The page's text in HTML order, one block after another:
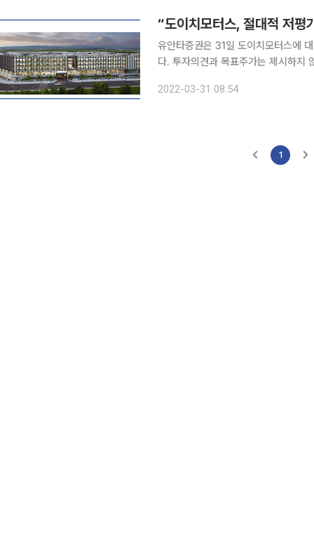
“도이치모터스, 절대적 저
유안타증권은 31일 도이치모터스에
다. 투자의견과 목표주가는 제시하지 않았다. 허선재 유안타증권 연구원은 “신차
수는 올해도 꾸준히 증가할 것”이라
2022-03-31 08:54
1